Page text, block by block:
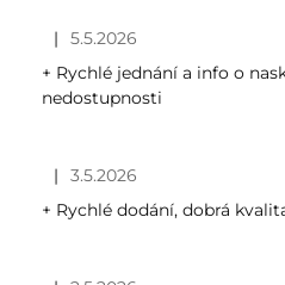
Hodnocení obchodu je 5 z 5
|
5.5.2026
+ Rychlé jednání a info o
nedostupnosti
Hodnocení obchodu je 4 z 5
|
3.5.2026
+ Rychlé dodání, dobrá